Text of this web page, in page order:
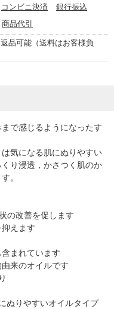
コンビニ決済
銀行振込
商品代引
品可能（送料はお客様負
で感じるようになったす
気になる肌にぬりやすい
り浸透，かさつく肌のか
。
の改善を促します
えます
まれています
来のオイルです
ぬりやすいオイルタイプ